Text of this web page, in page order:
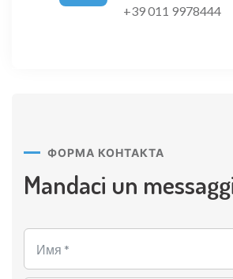
+39 011 9978444
ФОРМА КОНТАКТА
Mandaci un